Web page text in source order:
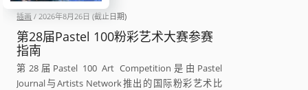
赛
报
名
启
插画 /2026年8月26日 (截止日期)
第28届Pastel 100粉彩艺术大赛参赛
指南
第28届Pastel 100 Art Competition是由Pastel
Journal与Artists Network推出的国际粉彩艺术比